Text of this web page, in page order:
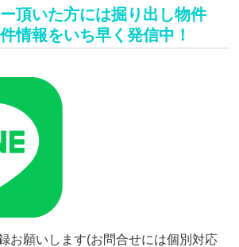
頂いた方には掘り出し物件
情報をいち早く発信中！
お願いします(お問合せには個別対応